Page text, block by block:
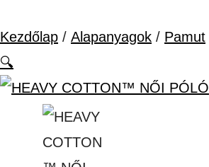
Kezdőlap / Alapanyagok / Pamut
🔍